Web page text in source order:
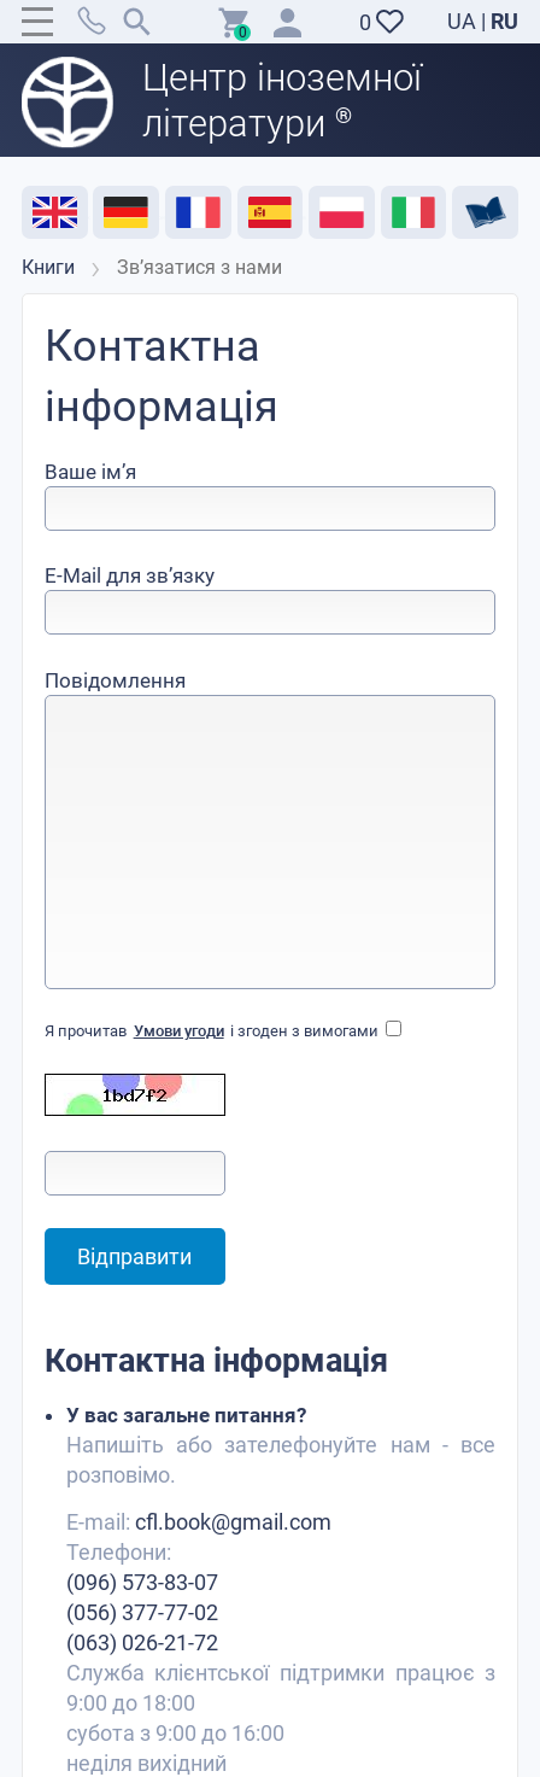
0 UA | RU
Центр іноземної
літератури ®
0
Акція Розпродаж Відгуки Підтримка викладачів
Книги Зв’язатися з нами
Контактна
інформація
Ваше ім’я
E-Mail для зв’язку
Повідомлення
Я прочитав Умови угоди і згоден з вимогами
Контактна інформація
У вас загальне питання?
Напишіть або зателефонуйте нам - все
розповімо.
E-mail: cfl.book@gmail.com
Телефони:
(096) 573-83-07
(056) 377-77-02
(063) 026-21-72
Служба клієнтської підтримки працює з
9:00 до 18:00
субота з 9:00 до 16:00
неділя вихідний